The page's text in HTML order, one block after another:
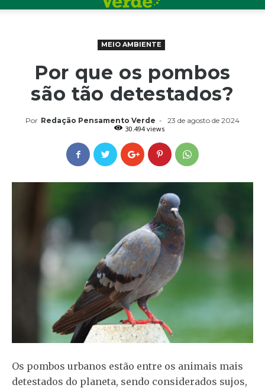
MEIO AMBIENTE
Por que os pombos
são tão detestados?
Por Redação Pensamento Verde -
23 de agosto de 2024
30.494 views
Os pombos urbanos estão entre os animais mais
detestados do planeta, sendo considerados sujos,